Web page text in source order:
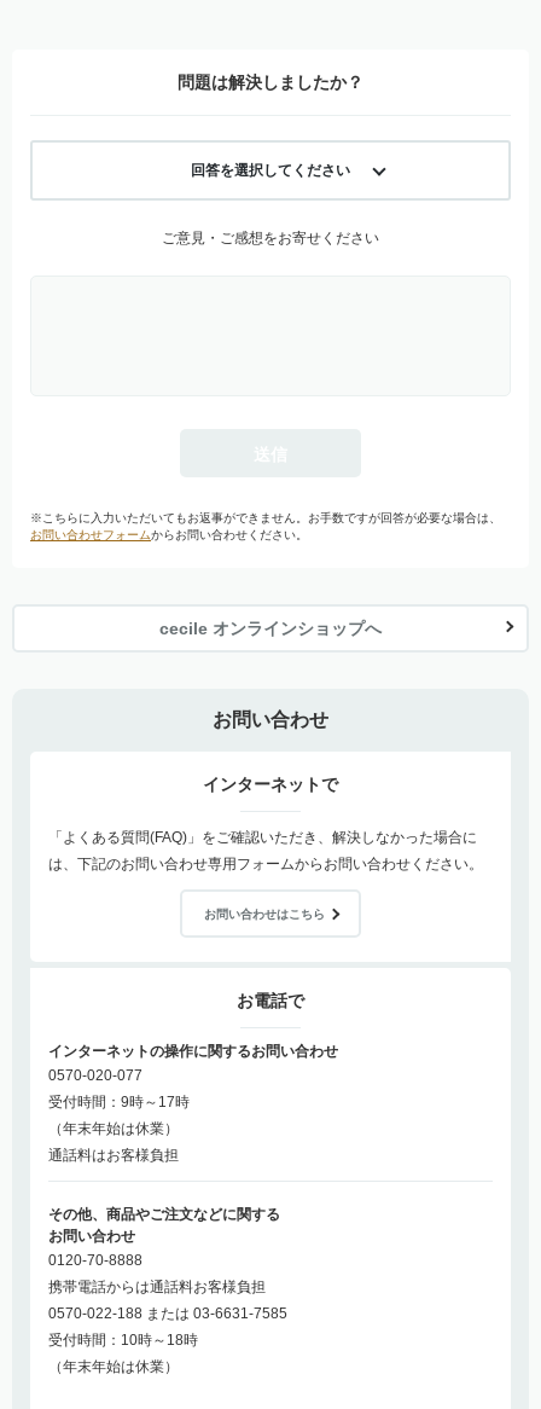
問題は解決しましたか？
回答を選択してください
ご意見・ご感想をお寄せください
※こちらに入力いただいてもお返事ができません。お手数ですが回答が必要な場合は、
お問い合わせフォームからお問い合わせください。
cecile オンラインショップへ
お問い合わせ
インターネットで
「よくある質問(FAQ)」をご確認いただき、解決しなかった場合に
は、下記のお問い合わせ専用フォームからお問い合わせください。
お問い合わせはこちら
お電話で
インターネットの操作に関するお問い合わせ
0570-020-077
受付時間：9時～17時
（年末年始は休業）
通話料はお客様負担
その他、商品やご注文などに関する
お問い合わせ
0120-70-8888
携帯電話からは通話料お客様負担
0570-022-188 または 03-6631-7585
受付時間：10時～18時
（年末年始は休業）